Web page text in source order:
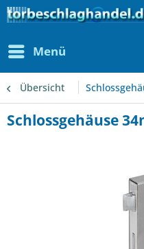
Menü
Übersicht
Schlossgehäuse